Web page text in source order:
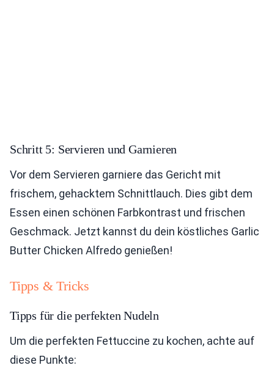
Schritt 5: Servieren und Garnieren
Vor dem Servieren garniere das Gericht mit
frischem, gehacktem Schnittlauch. Dies gibt dem
Essen einen schönen Farbkontrast und frischen
Geschmack. Jetzt kannst du dein köstliches Garlic
Butter Chicken Alfredo genießen!
Tipps & Tricks
Tipps für die perfekten Nudeln
Um die perfekten Fettuccine zu kochen, achte auf
diese Punkte: